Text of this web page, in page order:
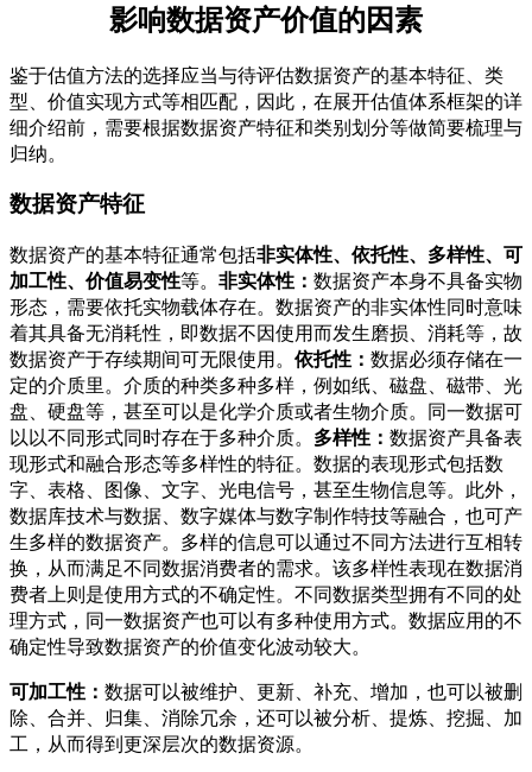
影响数据资产价值的因素
鉴于估值方法的选择应当与待评估数据资产的基本特征、类
型、价值实现方式等相匹配，因此，在展开估值体系框架的详
细介绍前，需要根据数据资产特征和类别划分等做简要梳理与
归纳。
数据资产特征
数据资产的基本特征通常包括非实体性、依托性、多样性、可
加工性、价值易变性等。 非实体性： 数据资产本身不具备实物
形态，需要依托实物载体存在。数据资产的非实体性同时意味
着其具备无消耗性，即数据不因使用而发生磨损、消耗等，故
数据资产于存续期间可无限使用。 依托性： 数据必须存储在一
定的介质里。介质的种类多种多样，例如纸、磁盘、磁带、光
盘、硬盘等，甚至可以是化学介质或者生物介质。同一数据可
以以不同形式同时存在于多种介质。 多样性： 数据资产具备表
现形式和融合形态等多样性的特征。数据的表现形式包括数
字、表格、图像、文字、光电信号，甚至生物信息等。此外，
数据库技术与数据、数字媒体与数字制作特技等融合，也可产
生多样的数据资产。多样的信息可以通过不同方法进行互相转
换，从而满足不同数据消费者的需求。该多样性表现在数据消
费者上则是使用方式的不确定性。不同数据类型拥有不同的处
理方式，同一数据资产也可以有多种使用方式。数据应用的不
确定性导致数据资产的价值变化波动较大。
可加工性： 数据可以被维护、更新、补充、增加，也可以被删
除、合并、归集、消除冗余，还可以被分析、提炼、挖掘、加
工，从而得到更深层次的数据资源。